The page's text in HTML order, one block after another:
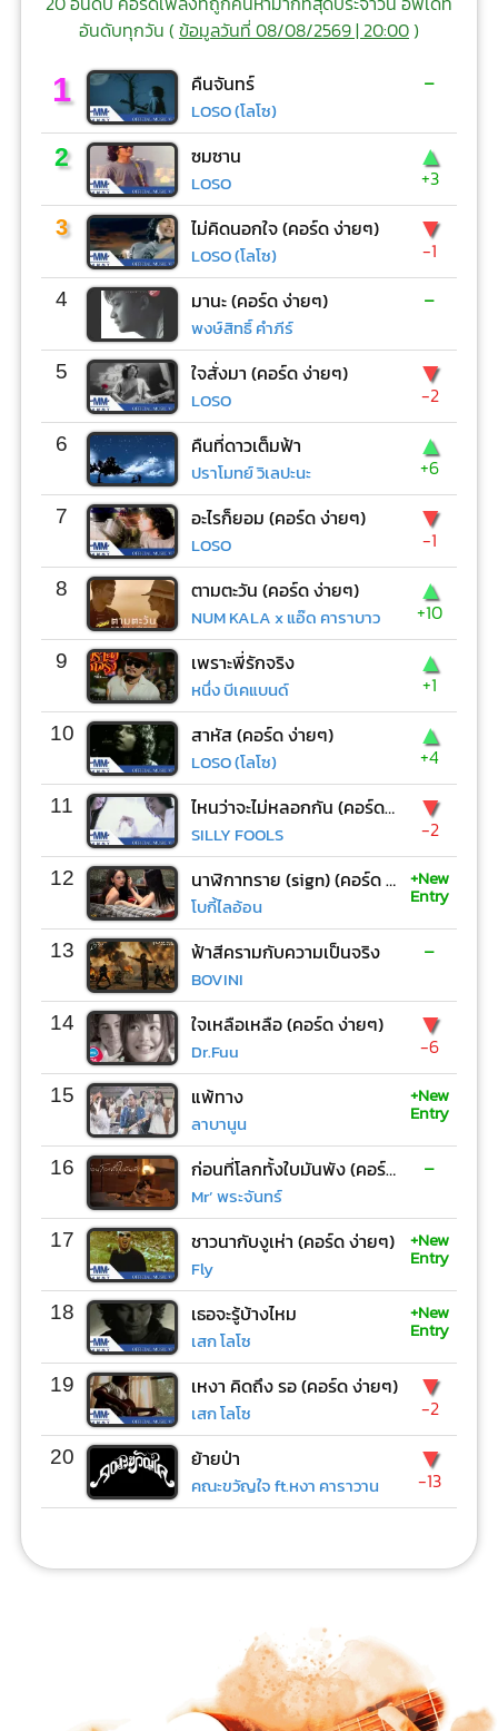
อันดับทุกวัน (ข้อมูลวันที่ 08/08/2569 | 20:00)
1 คืนจันทร์
LOSO (โลโซ)
-
2 ซมซาน
LOSO
▲
+3
3 ไม่คิดนอกใจ (คอร์ด ง่ายๆ)
LOSO (โลโซ)
▼
-1
4 มานะ (คอร์ด ง่ายๆ)
พงษ์สิทธิ์ คำภีร์
-
5 ใจสั่งมา (คอร์ด ง่ายๆ)
LOSO
▼
-2
6 คืนที่ดาวเต็มฟ้า
ปราโมทย์ วิเลปะนะ
▲
+6
7 อะไรก็ยอม (คอร์ด ง่ายๆ)
LOSO
▼
-1
8 ตามตะวัน (คอร์ด ง่ายๆ)
NUM KALA x แอ๊ด คาราบาว
▲
+10
9 เพราะพี่รักจริง
หนึ่ง บีเคแบนด์
▲
+1
10 สาหัส (คอร์ด ง่ายๆ)
LOSO (โลโซ)
▲
+4
11 ไหนว่าจะไม่หลอกกัน (คอร์ด ง่ายๆ)
SILLY FOOLS
▼
-2
12 นาฬิกาทราย (sign) (คอร์ด ง่ายๆ)
โบกี้ไลอ้อน
+New
Entry
13 ฟ้าสีครามกับความเป็นจริง
BOVINI
-
14 ใจเหลือเหลือ (คอร์ด ง่ายๆ)
Dr.Fuu
▼
-6
15 แพ้ทาง
ลาบานูน
+New
Entry
16 ก่อนที่โลกทั้งใบมันพัง (คอร์ด ง่ายๆ)
Mr’ พระจันทร์
-
17 ชาวนากับงูเห่า (คอร์ด ง่ายๆ)
Fly
+New
Entry
18 เธอจะรู้บ้างไหม
เสก โลโซ
+New
Entry
19 เหงา คิดถึง รอ (คอร์ด ง่ายๆ)
เสก โลโซ
▼
-2
20 ย้ายป่า
คณะขวัญใจ ft.หงา คาราวาน
▼
-13